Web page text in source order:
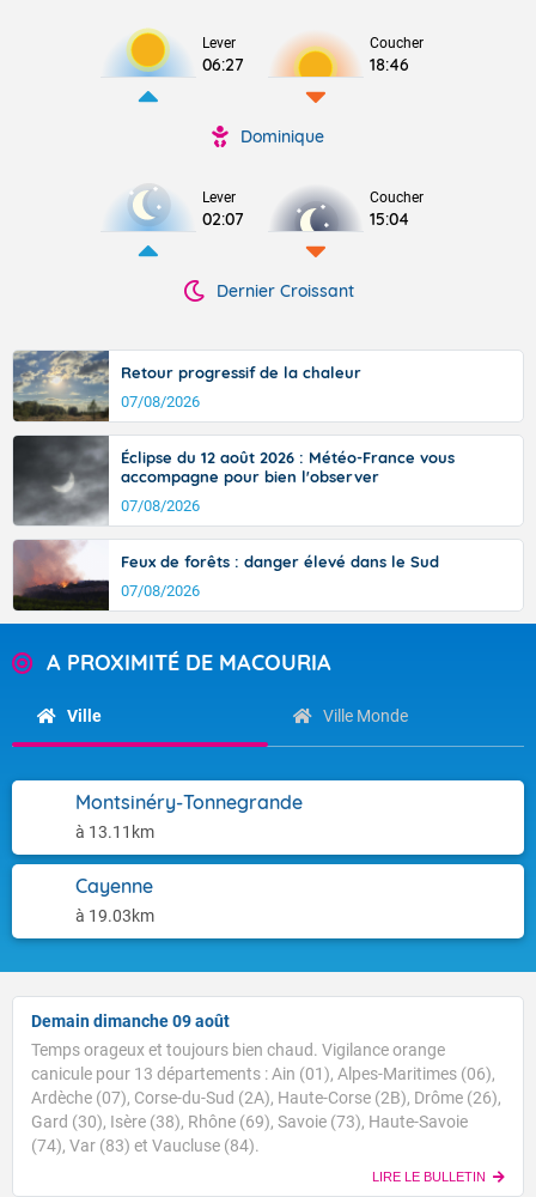
Lever
06:27
Coucher
18:46
Dominique
Lever
02:07
Coucher
15:04
Dernier Croissant
Retour progressif de la chaleur
07/08/2026
Éclipse du 12 août 2026 : Météo-France vous
accompagne pour bien l'observer
07/08/2026
Feux de forêts : danger élevé dans le Sud
07/08/2026
A PROXIMITÉ DE MACOURIA
Ville Ville Monde
Montsinéry-Tonnegrande
à 13.11km
Cayenne
à 19.03km
Demain dimanche 09 août
Temps orageux et toujours bien chaud. Vigilance orange
canicule pour 13 départements : Ain (01), Alpes-Maritimes (06),
Ardèche (07), Corse-du-Sud (2A), Haute-Corse (2B), Drôme (26),
Gard (30), Isère (38), Rhône (69), Savoie (73), Haute-Savoie
(74), Var (83) et Vaucluse (84).
LIRE LE BULLETIN